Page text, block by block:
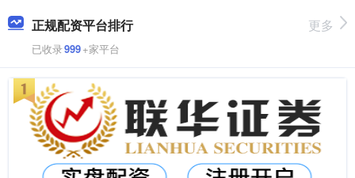
正规配资平台排行
已收录999+家平台
更多